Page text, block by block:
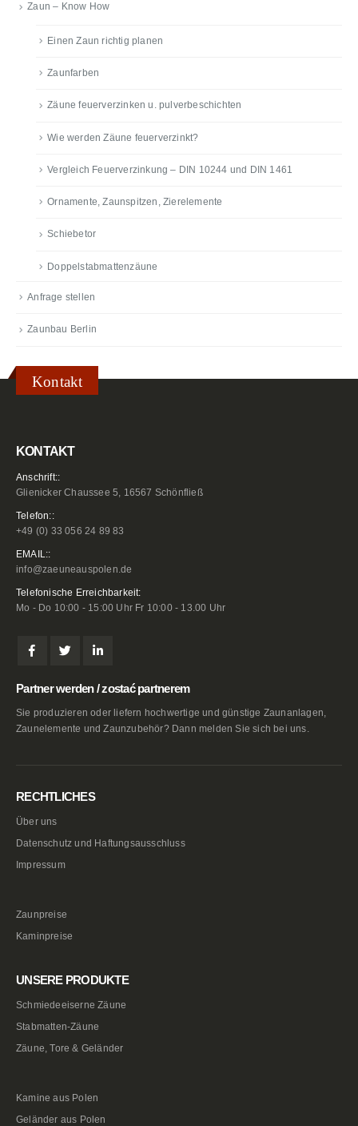
Zaun – Know How
Einen Zaun richtig planen
Zaunfarben
Zäune feuerverzinken u. pulverbeschichten
Wie werden Zäune feuerverzinkt?
Vergleich Feuerverzinkung – DIN 10244 und DIN 1461
Ornamente, Zaunspitzen, Zierelemente
Schiebetor
Doppelstabmattenzäune
Anfrage stellen
Zaunbau Berlin
Kontakt
KONTAKT
Anschrift::
Glienicker Chaussee 5, 16567 Schönfließ
Telefon::
+49 (0) 33 056 24 89 83
EMAIL::
info@zaeuneauspolen.de
Telefonische Erreichbarkeit:
Mo - Do 10:00 - 15:00 Uhr Fr 10:00 - 13.00 Uhr
Partner werden / zostać partnerem
Sie produzieren oder liefern hochwertige und günstige Zaunanlagen,
Zaunelemente und Zaunzubehör? Dann melden Sie sich bei uns.
RECHTLICHES
Über uns
Datenschutz und Haftungsausschluss
Impressum
Zaunpreise
Kaminpreise
UNSERE PRODUKTE
Schmiedeeiserne Zäune
Stabmatten-Zäune
Zäune, Tore & Geländer
Kamine aus Polen
Geländer aus Polen